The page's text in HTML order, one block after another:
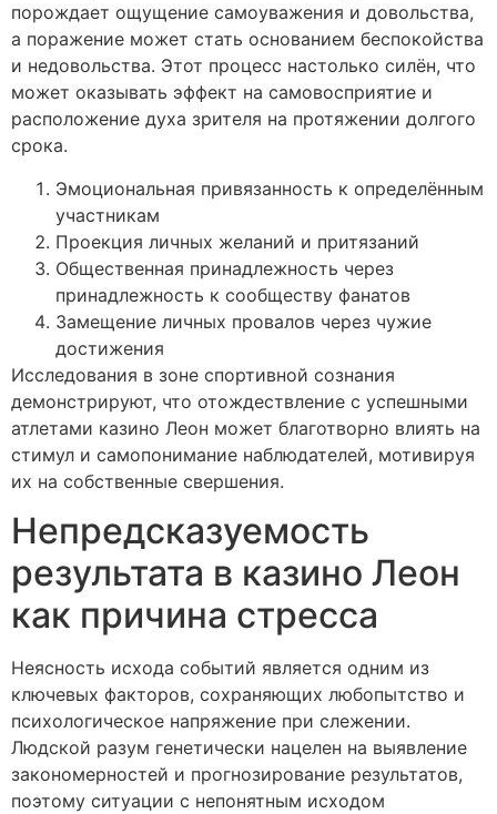
порождает ощущение самоуважения и довольства,
а поражение может стать основанием беспокойства
и недовольства. Этот процесс настолько силён, что
может оказывать эффект на самовосприятие и
расположение духа зрителя на протяжении долгого
срока.
Эмоциональная привязанность к определённым
участникам
Проекция личных желаний и притязаний
Общественная принадлежность через
принадлежность к сообществу фанатов
Замещение личных провалов через чужие
достижения
Исследования в зоне спортивной сознания
демонстрируют, что отождествление с успешными
атлетами казино Леон может благотворно влиять на
стимул и самопонимание наблюдателей, мотивируя
их на собственные свершения.
Непредсказуемость
результата в казино Леон
как причина стресса
Неясность исхода событий является одним из
ключевых факторов, сохраняющих любопытство и
психологическое напряжение при слежении.
Людской разум генетически нацелен на выявление
закономерностей и прогнозирование результатов,
поэтому ситуации с непонятным исходом